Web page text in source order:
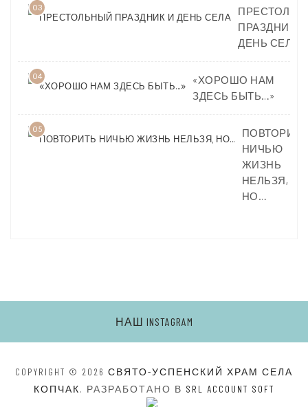
03
ПРАЗДНИК И
ДЕНЬ СЕЛА
04
«ХОРОШО НАМ
ЗДЕСЬ БЫТЬ…»
05
ПОВТОРИТЬ
НИЧЬЮ
ЖИЗНЬ
НЕЛЬЗЯ,
НО…
НАШ INSTAGRAM
COPYRIGHT © 2026 СВЯТО-УСПЕНСКИЙ ХРАМ СЕЛА
КОПЧАК. РАЗРАБОТАНО В SRL ACCOUNT SOFT